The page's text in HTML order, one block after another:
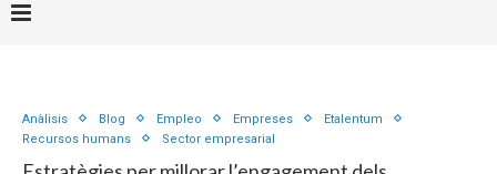
Anàlisis Blog Empleo Empreses
Etalentum
Recursos humans
Sector empresarial